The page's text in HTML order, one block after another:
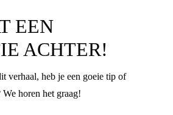
EEN
ACHTER!
verhaal, heb je een goeie tip of
horen het graag!